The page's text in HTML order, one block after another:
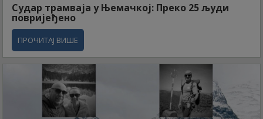
Судар трамваја у Њемачкој: Преко 25 људи
повријеђено
ПРОЧИТАЈ ВИШЕ